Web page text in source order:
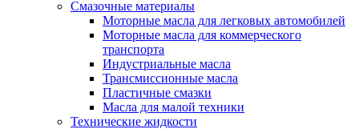
Смазочные материалы
Моторные масла для легковых автомобилей
Моторные масла для коммерческого
транспорта
Индустриальные масла
Трансмиссионные масла
Пластичные смазки
Масла для малой техники
Технические жидкости